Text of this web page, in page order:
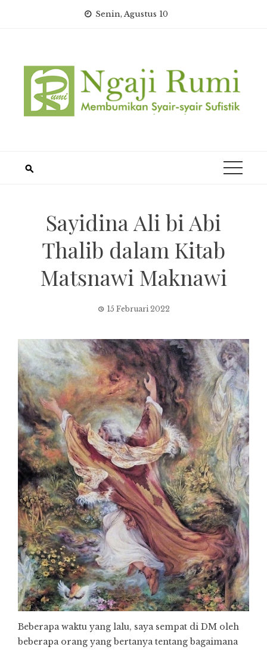
Senin, Agustus 10
Sayidina Ali bi Abi
Thalib dalam Kitab
Matsnawi Maknawi
15 Februari 2022
Beberapa waktu yang lalu, saya sempat di DM oleh
beberapa orang yang bertanya tentang bagaimana